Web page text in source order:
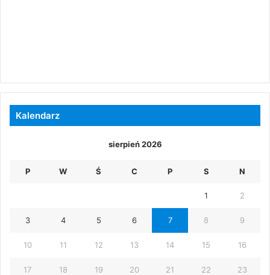
Kalendarz
sierpień 2026
P W Ś C P S N
1 2
3 4 5 6 7 8 9
10 11 12 13 14 15 16
17 18 19 20 21 22 23